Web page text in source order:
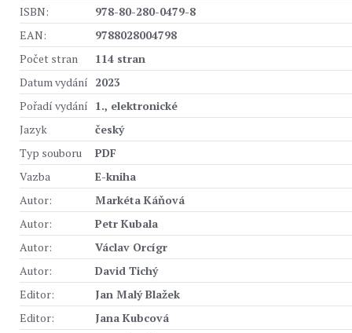
ISBN:
978-80-280-0479-8
EAN:
9788028004798
Počet stran
114 stran
Datum vydání 2023
Pořadí vydání 1., elektronické
Jazyk
český
Typ souboru
PDF
Vazba
E-kniha
Autor:
Markéta Káňová
Autor:
Petr Kubala
Autor:
Václav Orcígr
Autor:
David Tichý
Editor:
Jan Malý Blažek
Editor:
Jana Kubcová